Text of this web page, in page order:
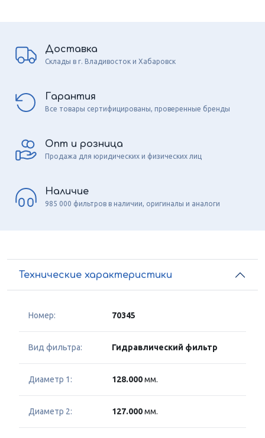
Доставка
Склады в г. Владивосток и Хабаровск
Гарантия
Все товары сертифицированы, проверенные бренды
Опт и розница
Продажа для юридических и физических лиц
Наличие
985 000 фильтров в наличии, оригиналы и аналоги
Технические характеристики
Номер: 70345
Вид фильтра: Гидравлический фильтр
Диаметр 1: 128.000мм.
Диаметр 2: 127.000мм.